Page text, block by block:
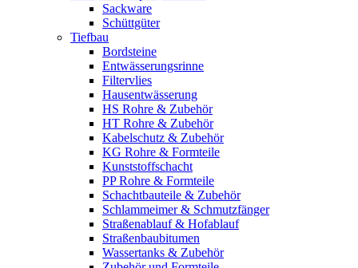
Sackware
Schüttgüter
Tiefbau
Bordsteine
Entwässerungsrinne
Filtervlies
Hausentwässerung
HS Rohre & Zubehör
HT Rohre & Zubehör
Kabelschutz & Zubehör
KG Rohre & Formteile
Kunststoffschacht
PP Rohre & Formteile
Schachtbauteile & Zubehör
Schlammeimer & Schmutzfänger
Straßenablauf & Hofablauf
Straßenbaubitumen
Wassertanks & Zubehör